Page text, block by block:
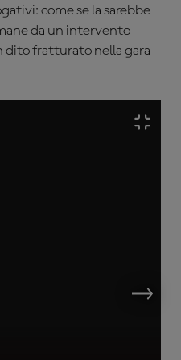
come se la sarebbe
da un intervento
dito fratturato nella gara